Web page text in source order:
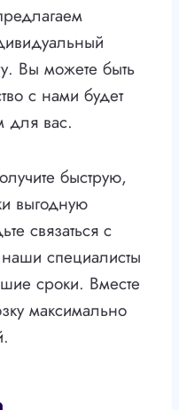
Вы можете быть
с нами будет
для вас.
быструю,
выгодную
связаться с
наши специалисты
сроки. Вместе
максимально